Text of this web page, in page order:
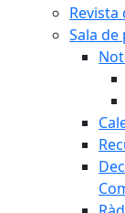
Sala de